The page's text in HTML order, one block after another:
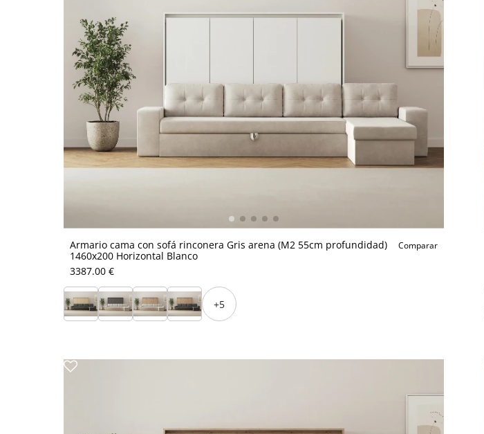
Armario cama con sofá rinconera Gris arena (M2 55cm profundidad)
1460x200 Horizontal Blanco
Comparar
3387.00 €
+5